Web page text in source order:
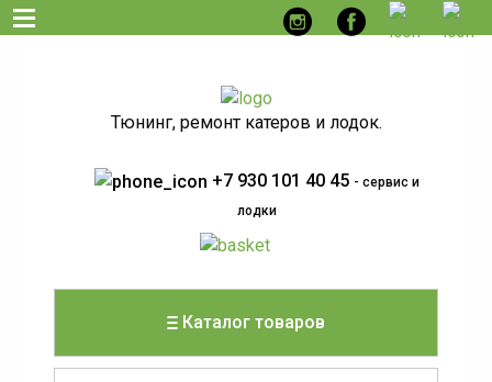
Тюнинг, ремонт катеров и лодок.
+7 930 101 40 45 - сервис и
лодки
Каталог товаров